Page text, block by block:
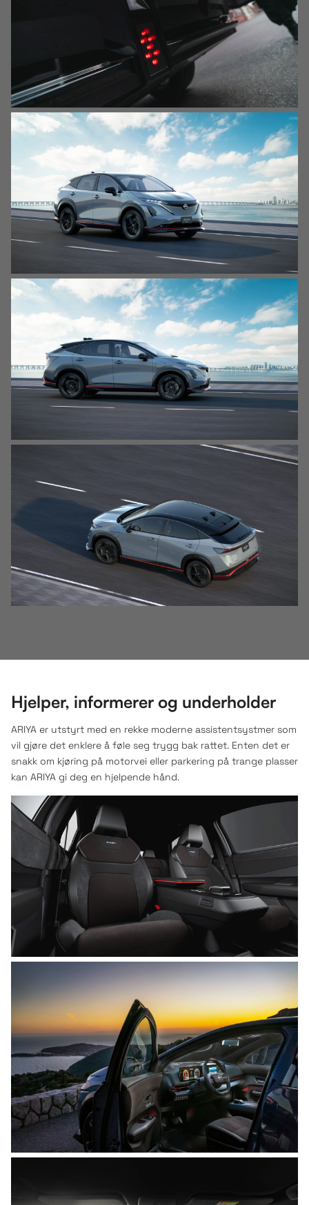
Hjelper, informerer og underholder
ARIYA er utstyrt med en rekke moderne assistentsystmer som
vil gjøre det enklere å føle seg trygg bak rattet. Enten det er
snakk om kjøring på motorvei eller parkering på trange plasser
kan ARIYA gi deg en hjelpende hånd.